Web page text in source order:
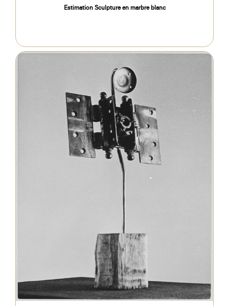
Estimation Sculpture en marbre blanc